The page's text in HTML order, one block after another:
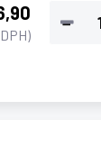
−